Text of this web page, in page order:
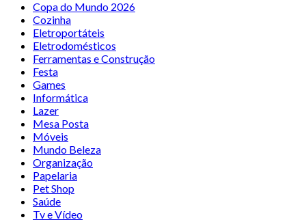
Copa do Mundo 2026
Cozinha
Eletroportáteis
Eletrodomésticos
Ferramentas e Construção
Festa
Games
Informática
Lazer
Mesa Posta
Móveis
Mundo Beleza
Organização
Papelaria
Pet Shop
Saúde
Tv e Vídeo